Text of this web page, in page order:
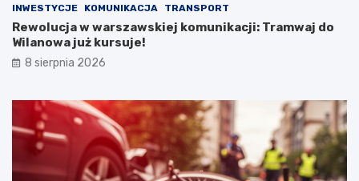
INWESTYCJE KOMUNIKACJA TRANSPORT
Rewolucja w warszawskiej komunikacji: Tramwaj do
Wilanowa już kursuje!
8 sierpnia 2026